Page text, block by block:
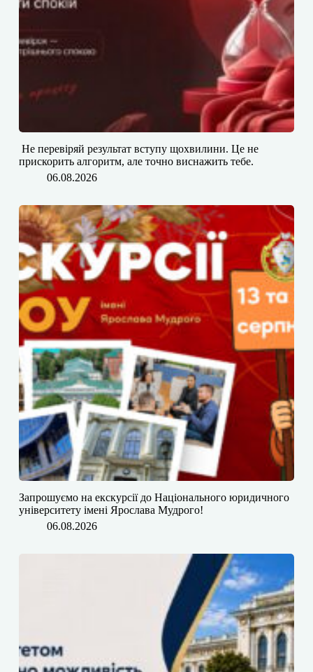
​​ Не перевіряй результат вступу щохвилини. Це не
прискорить алгоритм, але точно виснажить тебе.
06.08.2026
​​Запрошуємо на екскурсії до Національного юридичного
університету імені Ярослава Мудрого!
06.08.2026